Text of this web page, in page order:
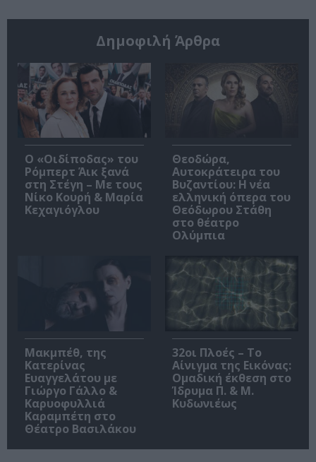
Δημοφιλή Άρθρα
O «Οιδίποδας» του
Ρόμπερτ Άικ ξανά
στη Στέγη – Με τους
Νίκο Κουρή & Μαρία
Κεχαγιόγλου
Θεοδώρα,
Αυτοκράτειρα του
Βυζαντίου: Η νέα
ελληνική όπερα του
Θεόδωρου Στάθη
στο θέατρο
Ολύμπια
Μακμπέθ, της
Κατερίνας
Ευαγγελάτου με
Γιώργο Γάλλο &
Καρυοφυλλιά
Καραμπέτη στο
Θέατρο Βασιλάκου
32οι Πλοές – Το
Αίνιγμα της Εικόνας:
Ομαδική έκθεση στο
Ίδρυμα Π. & Μ.
Κυδωνιέως